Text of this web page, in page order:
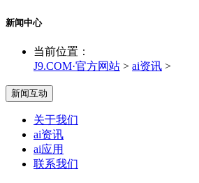
新闻中心
当前位置：
J9.COM·官方网站 > ai资讯 >
新闻互动
关于我们
ai资讯
ai应用
联系我们